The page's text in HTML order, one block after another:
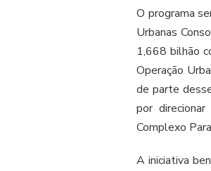
O programa
Urbanas
1,668 bilhão
Operação
de parte
por
Complexo
A iniciativa